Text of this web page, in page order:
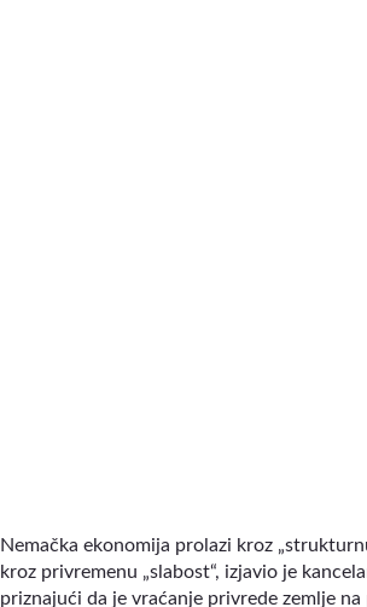
Nemačka ekonomija prolazi kroz
kroz privremenu „slabost“, izjavio je
priznajući da je vraćanje privrede zemlje